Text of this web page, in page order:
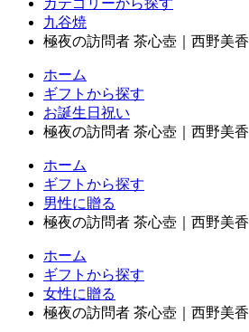
カテゴリーから探す
九谷焼
極夜の訪問者 茶心壺｜西野美香
ホーム
ギフトから探す
お誕生日祝い
極夜の訪問者 茶心壺｜西野美香
ホーム
ギフトから探す
男性に贈る
極夜の訪問者 茶心壺｜西野美香
ホーム
ギフトから探す
女性に贈る
極夜の訪問者 茶心壺｜西野美香